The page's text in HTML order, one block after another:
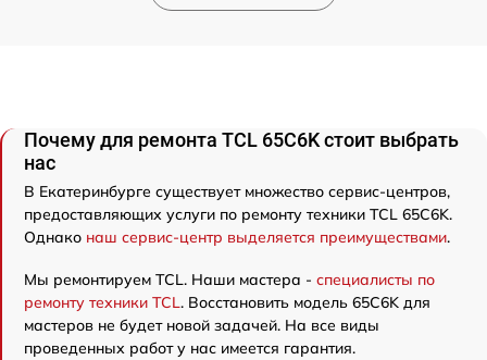
Почему для ремонта TCL 65C6K стоит выбрать
нас
В Екатеринбурге существует множество сервис-центров,
предоставляющих услуги по ремонту техники TCL 65C6K.
Однако наш сервис-центр выделяется преимуществами.
Мы ремонтируем TCL. Наши мастера - специалисты по
ремонту техники TCL. Восстановить модель 65C6K для
мастеров не будет новой задачей. На все виды
проведенных работ у нас имеется гарантия.